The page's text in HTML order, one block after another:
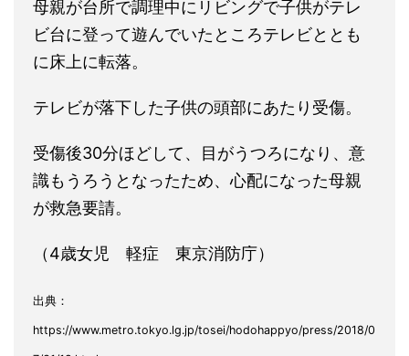
母親が台所で調理中にリビングで子供がテレ
ビ台に登って遊んでいたところテレビととも
に床上に転落。
テレビが落下した子供の頭部にあたり受傷。
受傷後30分ほどして、目がうつろになり、意
識もうろうとなったため、心配になった母親
が救急要請。
（4歳女児 軽症 東京消防庁）
出典：
https://www.metro.tokyo.lg.jp/tosei/hodohappyo/press/2018/0